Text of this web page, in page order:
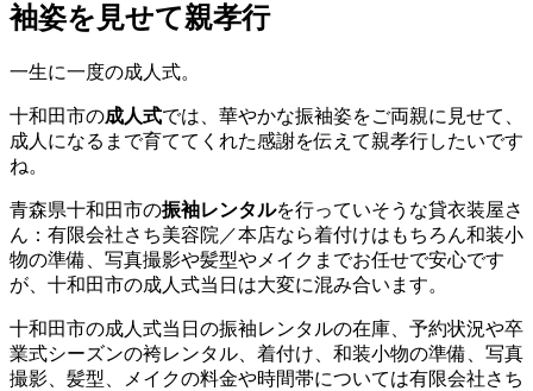
袖姿を見せて親孝行
一生に一度の成人式。
十和田市の成人式では、華やかな振袖姿をご両親に見せて、
成人になるまで育ててくれた感謝を伝えて親孝行したいです
ね。
青森県十和田市の振袖レンタルを行っていそうな貸衣装屋さ
ん：有限会社さち美容院／本店なら着付けはもちろん和装小
物の準備、写真撮影や髪型やメイクまでお任せで安心です
が、十和田市の成人式当日は大変に混み合います。
十和田市の成人式当日の振袖レンタルの在庫、予約状況や卒
業式シーズンの袴レンタル、着付け、和装小物の準備、写真
撮影、髪型、メイクの料金や時間帯については有限会社さち